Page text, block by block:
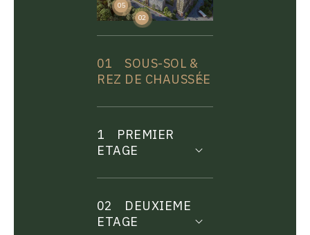
02
04
05
01
SOUS-SOL &
REZ DE CHAUSSÉE
1
PREMIER
ETAGE
02
DEUXIEME
ETAGE